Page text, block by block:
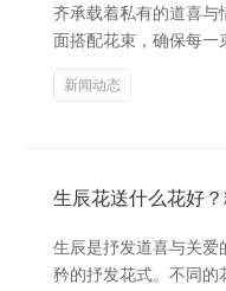
齐承载着私有的道喜与
面搭配花束，确保每一
新闻动态
生辰花送什么花好？
生辰是抒发道喜与关爱
矜的抒发花式。不同的